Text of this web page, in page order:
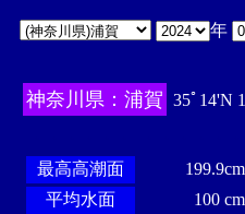
年
神奈川県：浦賀 35ﾟ14'N
最高高潮面
199.9cm
平均水面
100 cm